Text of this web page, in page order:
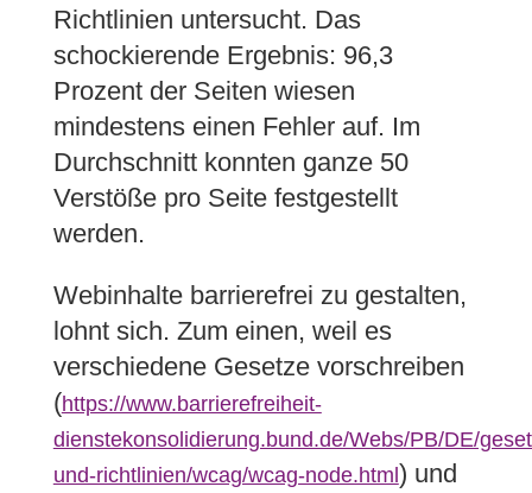
Richtlinien untersucht. Das
schockierende Ergebnis: 96,3
Prozent der Seiten wiesen
mindestens einen Fehler auf. Im
Durchschnitt konnten ganze 50
Verstöße pro Seite festgestellt
werden.
Webinhalte barrierefrei zu gestalten,
lohnt sich. Zum einen, weil es
verschiedene Gesetze vorschreiben
(https://www.barrierefreiheit-
dienstekonsolidierung.bund.de/Webs/PB/DE/
und-richtlinien/wcag/wcag-node.html ) und